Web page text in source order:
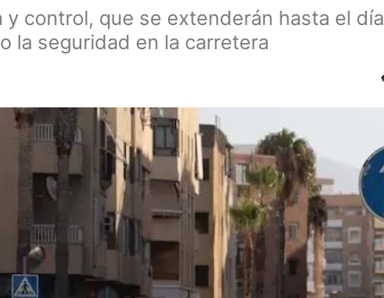
control, que se extenderán hasta el día
la seguridad en la carretera